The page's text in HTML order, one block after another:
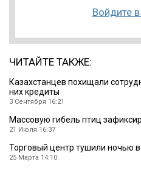
Войдите
ЧИТАЙТЕ ТАКЖЕ:
Казахстанцев похищали
них кредиты
3 Сентября 16:21
Массовую гибель птиц
21 Июля 16:37
Торговый центр тушили ночью
25 Марта 14:10